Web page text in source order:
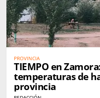
PROVINCIA
TIEMPO en
temperaturas de
provincia